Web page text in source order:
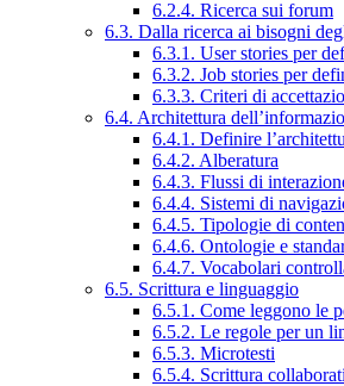
6.2.4. Ricerca sui forum
6.3. Dalla ricerca ai bisogni
6.3.1. User stories per
6.3.2. Job stories per
6.3.3. Criteri di
6.4. Architettura
6.4.1. Definire
6.4.2. Alberatura
6.4.3. Flussi di
6.4.4. Sistemi di
6.4.5. Tipologie di
6.4.6. Ontologie e
6.4.7. Vocabolari
6.5. Scrittura e linguaggio
6.5.1. Come leggono le
6.5.2. Le regole per un
6.5.3. Microtesti
6.5.4. Scrittura